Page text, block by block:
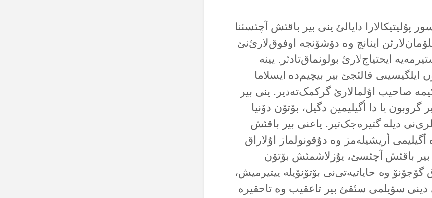
دایالئ ینی بیر باقئش آچئسئنا
اینانچ وە دۆشۆنجە اوفوق‌لارئ‌نئ
ایحتیاج‌لارئ بولونماق‌تادئر. یینە
ایلگیسینی قالئجئ بیر بیچیم‌دە ایسلاما
صاحیب اۇلمالارئ گرکمک‌تەدیر. ینی بیر
یا دا أگیلیمین دگیل، بۆتۆن دۆنیا
دیلە گتیرەجک‌تیر. یاعنی بیر باقئش
أریشیلەمز وە دۇقونولماز اۇلاراق
بیر باقئش آچئسئ، یۇزلاشمئش بۆتۆن
گۆجۆنۆ وە حایاتیەتی‌نی بۆتۆنۆیلە ییتیرمیش،
دینی سؤیلمی سئقئ بیر تاعقیب وە تاحقیرە